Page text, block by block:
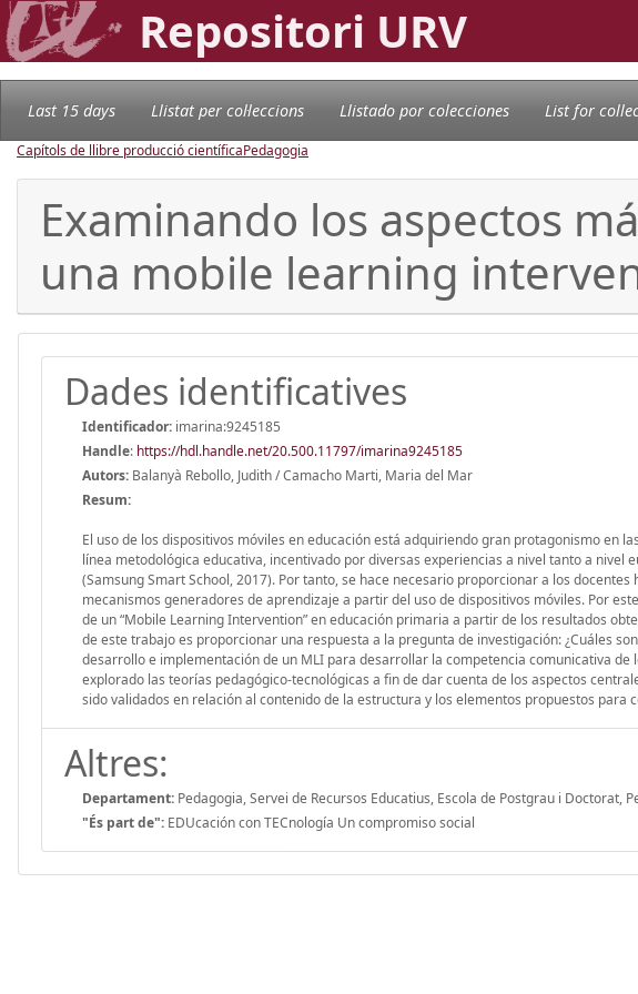
Repositori URV
Last 15 days Llistat per col·leccions Llistado por colecciones List for
Capítols de llibre producció científicaPedagogia
Examinando los aspectos
una mobile learning
Dades identificatives
Identificador: imarina:9245185
Handle: https://hdl.handle.net/20.500.11797/imarina9245185
Autors: Balanyà Rebollo, Judith / Camacho Marti, Maria del Mar
Resum:
El uso de los dispositivos móviles en educación está adquiriendo gran protagonismo en
línea metodológica educativa, incentivado por diversas experiencias a nivel tanto a nivel
(Samsung Smart School, 2017). Por tanto, se hace necesario proporcionar a los
mecanismos generadores de aprendizaje a partir del uso de dispositivos móviles. Por
de un “Mobile Learning Intervention” en educación primaria a partir de los resultados
de este trabajo es proporcionar una respuesta a la pregunta de investigación: ¿Cuáles
desarrollo e implementación de un MLI para desarrollar la competencia comunicativa de
explorado las teorías pedagógico-tecnológicas a fin de dar cuenta de los aspectos
sido validados en relación al contenido de la estructura y los elementos propuestos para
Altres:
Departament: Pedagogia, Servei de Recursos Educatius, Escola de Postgrau i Doctorat,
"És part de": EDUcación con TECnología Un compromiso social